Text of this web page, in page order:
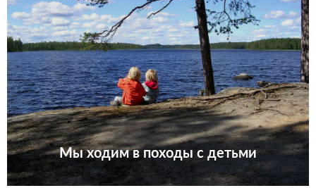
Мы ходим в походы с детьми